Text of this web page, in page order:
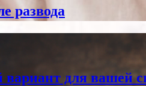
развода
для вашей